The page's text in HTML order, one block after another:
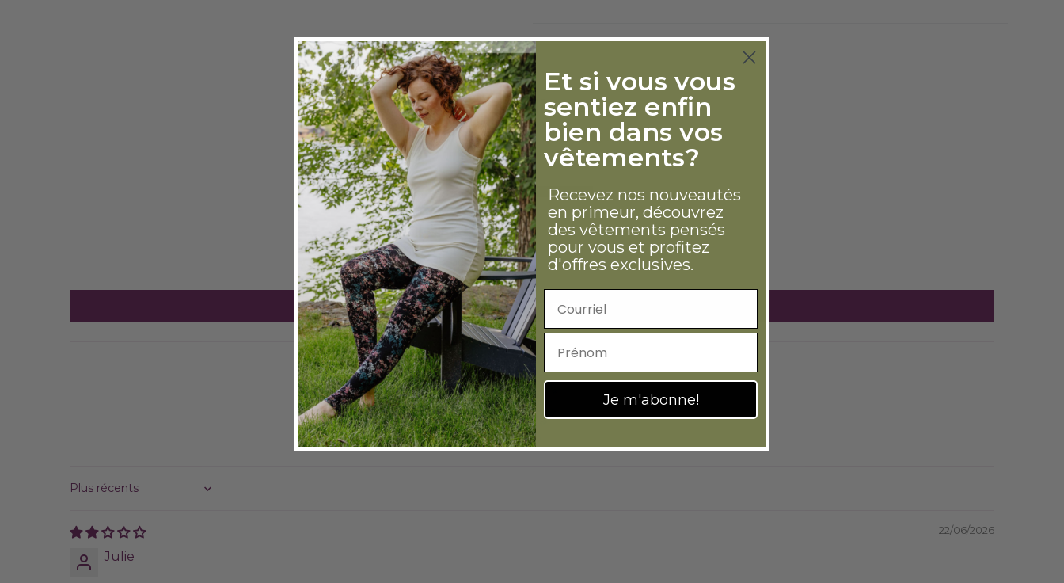
Avis Clients
4.79 sur 5
Basé sur 140 avis
119
18
0
1
2
Écrire un avis
100.0
Sort by
22/06/2026
Julie
Et si vous vous
sentiez enfin
bien dans vos
vêtements?
Recevez nos nouveautés
en primeur, découvrez
des vêtements pensés
pour vous et profitez
d'offres exclusives.
Je m'abonne!